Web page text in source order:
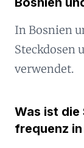
In Bosnien
Steckdosen
verwendet.
Was ist die
frequenz